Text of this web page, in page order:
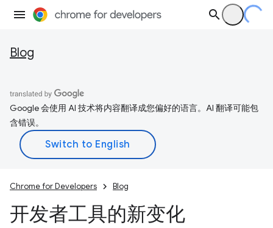
Blog
Google 会使用 AI 技术将内容翻译成您偏好的语言。AI 翻译可能包
含错误。
Chrome for Developers Blog
开发者工具的新变化